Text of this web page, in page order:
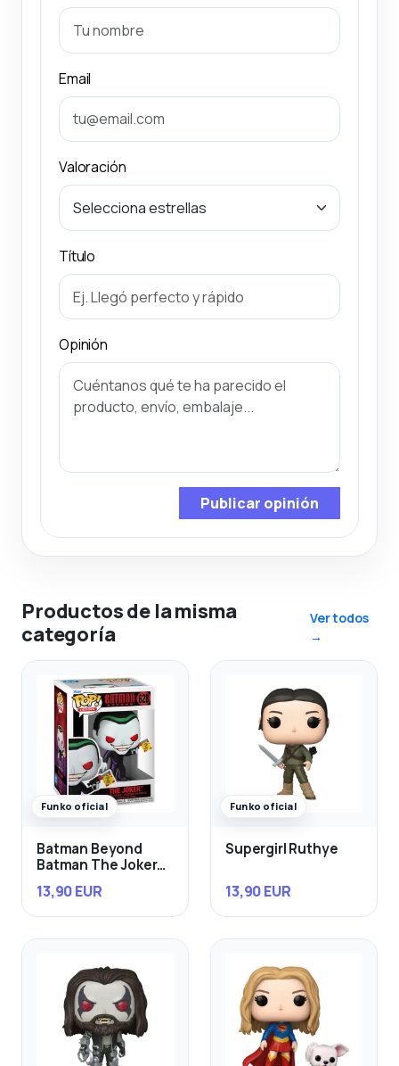
Email
Valoración
Título
Opinión
Publicar opinión
Productos de la misma
categoría
Ver todos
→
Funko oficial
Batman Beyond
Batman The Joker
13,90 EUR
Funko oficial
Supergirl Ruthye
13,90 EUR